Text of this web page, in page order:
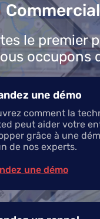
Commercial
le premier
occupons
une démo
comment la
peut aider votre
grâce à une
de nos experts.
une démo